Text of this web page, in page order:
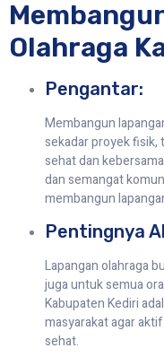
Olahraga
Pengantar:
Membangun
sekadar proyek fisik,
sehat dan
dan semangat
membangun
Pentingnya
Lapangan olahraga
juga untuk semua
Kabupaten Kediri
masyarakat agar
sehat.